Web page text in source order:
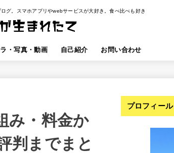
グ。スマホアプリやwebサービスが大好き。食べ比べも好き
・写真・動画 自己紹介 お問い合わせ
み・料金か
判までまと
プロフィール